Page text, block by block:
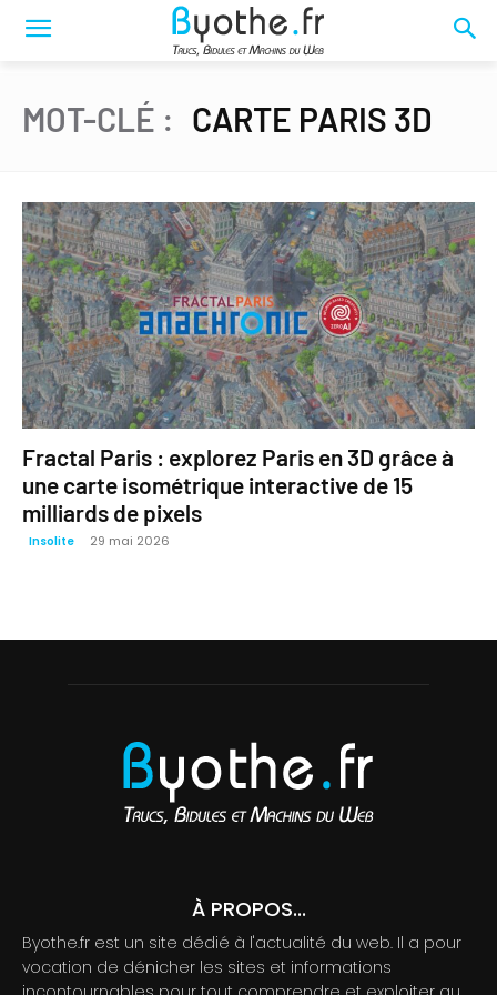
MOT-CLÉ : CARTE PARIS 3D
Fractal Paris : explorez Paris en 3D grâce à
une carte isométrique interactive de 15
milliards de pixels
Insolite 29 mai 2026
À PROPOS...
Byothe.fr est un site dédié à l'actualité du web. Il a pour
vocation de dénicher les sites et informations